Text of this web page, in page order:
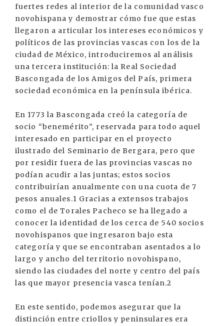
fuertes redes al interior de la comunidad vasco
novohispana y demostrar cómo fue que estas
llegaron a articular los intereses económicos y
políticos de las provincias vascas con los de la
ciudad de México, introduciremos al análisis
una tercera institución: la Real Sociedad
Bascongada de los Amigos del País, primera
sociedad económica en la península ibérica.
En 1773 la Bascongada creó la categoría de
socio “benemérito”, reservada para todo aquel
interesado en participar en el proyecto
ilustrado del Seminario de Bergara, pero que
por residir fuera de las provincias vascas no
podían acudir a las juntas; estos socios
contribuirían anualmente con una cuota de 7
pesos anuales.1 Gracias a extensos trabajos
como el de Torales Pacheco se ha llegado a
conocer la identidad de los cerca de 540 socios
novohispanos que ingresaron bajo esta
categoría y que se encontraban asentados a lo
largo y ancho del territorio novohispano,
siendo las ciudades del norte y centro del país
las que mayor presencia vasca tenían.2
En este sentido, podemos asegurar que la
distinción entre criollos y peninsulares era